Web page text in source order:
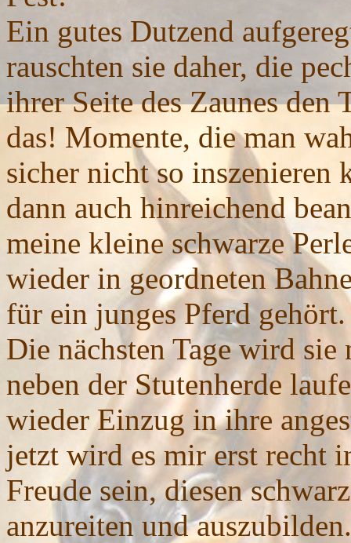
Ein gutes Dutzend
rauschten sie daher, die
ihrer Seite des Zaunes den
das! Momente, die man
sicher nicht so inszenieren
dann auch hinreichend
meine kleine schwarze
wieder in geordneten
für ein junges Pferd gehört.
Die nächsten Tage wird
neben der Stutenherde
wieder Einzug in ihre
jetzt wird es mir erst recht
Freude sein, diesen
anzureiten und